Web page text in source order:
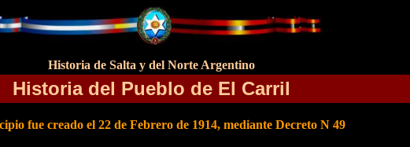
Historia de Salta y del Norte Argentino
Historia del Pueblo de El Carril
fue creado el 22 de Febrero de 1914, mediante Decreto N 49